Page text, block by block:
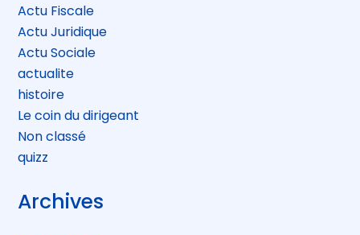
Actu Fiscale
Actu Juridique
Actu Sociale
actualite
histoire
Le coin du dirigeant
Non classé
quizz
Archives